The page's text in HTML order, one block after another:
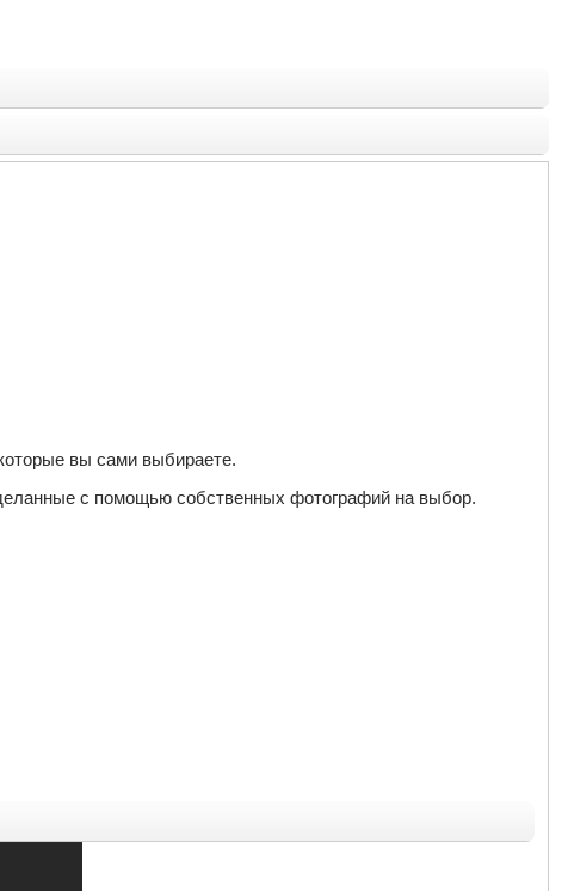
вы сами выбираете.
с помощью собственных фотографий на выбор.